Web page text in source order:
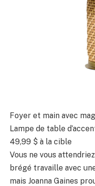
Foyer et main avec
Lampe de table
49,99 $ à la cible
Vous ne vous
brégé travaille avec
mais Joanna Gaines